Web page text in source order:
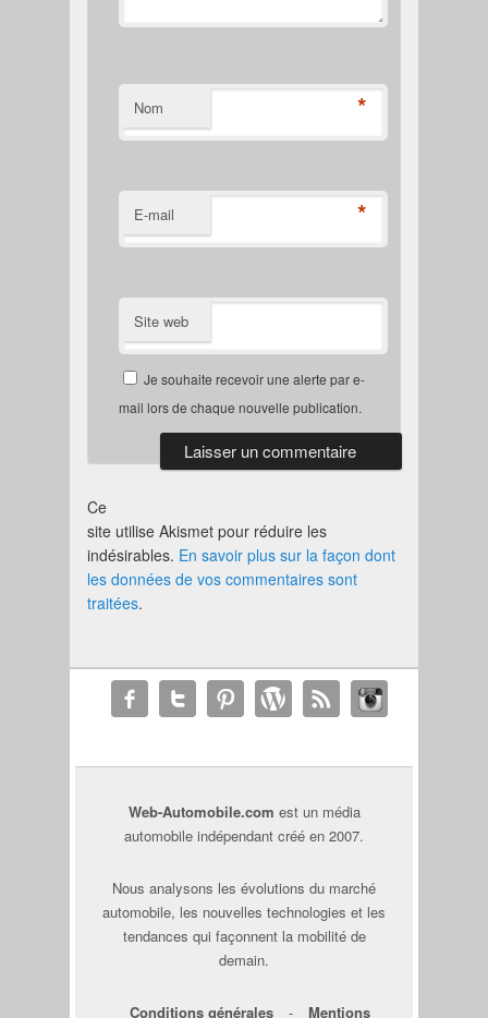
Nom *
E-mail *
Site web
Je souhaite recevoir une alerte par e-
mail lors de chaque nouvelle publication.
Ce
site utilise Akismet pour réduire les
indésirables. En savoir plus sur la façon dont
les données de vos commentaires sont
traitées.
Web-Automobile.com est un média
automobile indépendant créé en 2007.
Nous analysons les évolutions du marché
automobile, les nouvelles technologies et les
tendances qui façonnent la mobilité de
demain.
Conditions générales - Mentions